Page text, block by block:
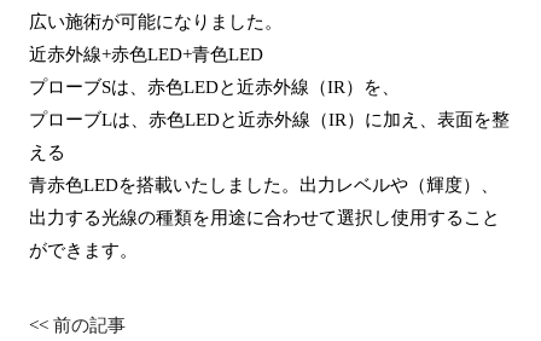
広い施術が可能になりました。
近赤外線+赤色LED+青色LED
プローブSは、赤色LEDと近赤外線（IR）を、
プローブLは、赤色LEDと近赤外線（IR）に加え、表面を整
える
青赤色LEDを搭載いたしました。出力レベルや（輝度）、
出力する光線の種類を用途に合わせて選択し使用すること
ができます。
<<前の記事